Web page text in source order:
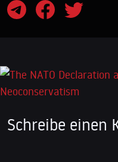
Schreibe einen